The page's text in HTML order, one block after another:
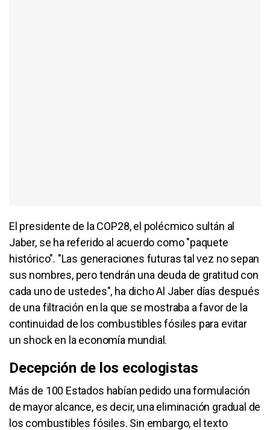
El presidente de la COP28, el polécmico sultán al
Jaber, se ha referido al acuerdo como "paquete
histórico". "Las generaciones futuras tal vez no sepan
sus nombres, pero tendrán una deuda de gratitud con
cada uno de ustedes", ha dicho Al Jaber días después
de una filtración en la que se mostraba a favor de la
continuidad de los combustibles fósiles para evitar
un shock en la economía mundial.
Decepción de los ecologistas
Más de 100 Estados habían pedido una formulación
de mayor alcance, es decir, una eliminación gradual de
los combustibles fósiles. Sin embargo, el texto